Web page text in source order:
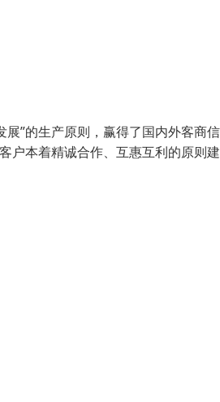
”的生产原则，赢得了国内外客商
户本着精诚合作、互惠互利的原则建